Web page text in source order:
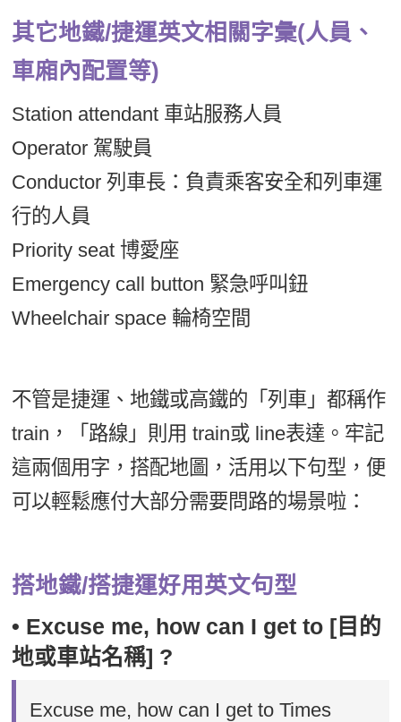
其它地鐵/捷運英文相關字彙(人員、
車廂內配置等)
Station attendant 車站服務人員
Operator 駕駛員
Conductor 列車長：負責乘客安全和列車運
行的人員
Priority seat 博愛座
Emergency call button 緊急呼叫鈕
Wheelchair space 輪椅空間
不管是捷運、地鐵或高鐵的「列車」都稱作
train，「路線」則用 train或 line表達。牢記
這兩個用字，搭配地圖，活用以下句型，便
可以輕鬆應付大部分需要問路的場景啦：
搭地鐵/搭捷運好用英文句型
• Excuse me, how can I get to [目的
地或車站名稱] ?
Excuse me, how can I get to Times